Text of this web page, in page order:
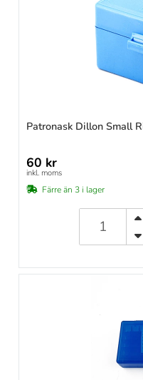
Patronask Dillon Small
60 kr
inkl. moms
Färre än 3 i lager